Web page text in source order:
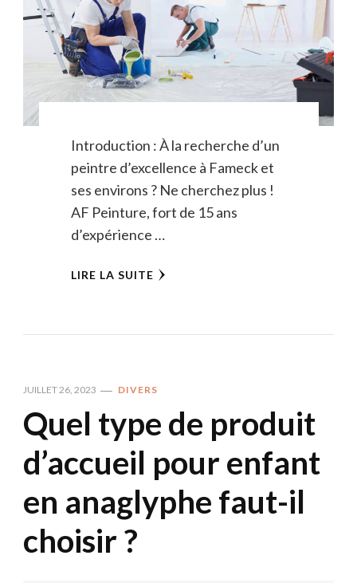
Introduction : À la recherche d’un
peintre d’excellence à Fameck et
ses environs ? Ne cherchez plus !
AF Peinture, fort de 15 ans
d’expérience …
LIRE LA SUITE
JUILLET 26, 2023 DIVERS
Quel type de produit
d’accueil pour enfant
en anaglyphe faut-il
choisir ?